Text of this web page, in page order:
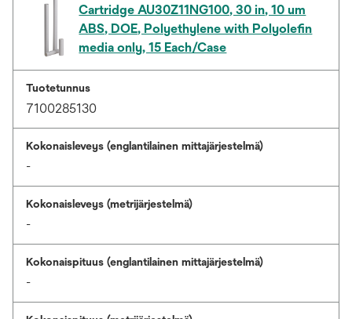
Cartridge AU30Z11NG100, 30 in, 10 um
ABS, DOE, Polyethylene with Polyolefin
media only, 15 Each/Case
Tuotetunnus
7100285130
Kokonaisleveys (englantilainen mittajärjestelmä)
-
Kokonaisleveys (metrijärjestelmä)
-
Kokonaispituus (englantilainen mittajärjestelmä)
-